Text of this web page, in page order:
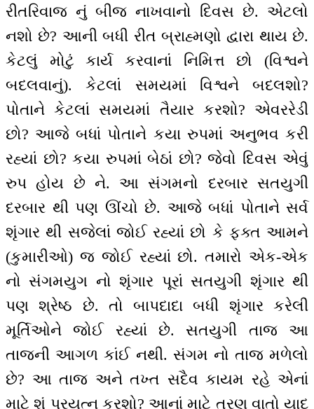
રીતરિવાજ નું બીજ નાખવાનો દિવસ છે. એટલો
નશો છે? આની બધી રીત બ્રાહ્મણો દ્વારા થાય છે.
કેટલું મોટું કાર્ય કરવાનાં નિમિત્ત છો (વિશ્વને
બદલવાનું). કેટલાં સમયમાં વિશ્વને બદલશો?
પોતાને કેટલાં સમયમાં તૈયાર કરશો? એવરરેડી
છો? આજે બધાં પોતાને કયા રુપમાં અનુભવ કરી
રહ્યાં છો? કયા રુપમાં બેઠાં છો? જેવો દિવસ એવું
રુપ હોય છે ને. આ સંગમનો દરબાર સતયુગી
દરબાર થી પણ ઊંચો છે. આજે બધાં પોતાને સર્વ
શૃંગાર થી સજેલાં જોઈ રહ્યાં છો કે ફક્ત આમને
(કુમારીઓ) જ જોઈ રહ્યાં છો. તમારો એક-એક
નો સંગમયુગ નો શૃંગાર પૂરાં સતયુગી શૃંગાર થી
પણ શ્રેષ્ઠ છે. તો બાપદાદા બધી શૃંગાર કરેલી
મૂર્તિઓને જોઈ રહ્યાં છે. સતયુગી તાજ આ
તાજની આગળ કાંઈ નથી. સંગમ નો તાજ મળેલો
છે? આ તાજ અને તખ્ત સદૈવ કાયમ રહે એનાં
માટે શું પ્રયત્ન કરશો? આનાં માટે ત્રણ વાતો યાદ